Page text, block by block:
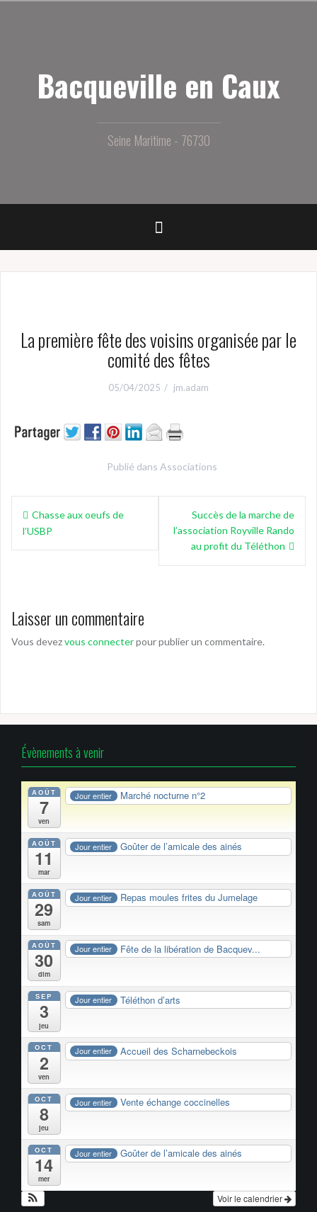
Bacqueville en Caux
Seine Maritime - 76730
La première fête des voisins organisée par le
comité des fêtes
05/04/2025 jm.adam
Publié dans Associations
Navigation
de Chasse aux oeufs de
l’USBP
Succès de la marche de
l’association Royville Rando
au profit du Téléthon
Laisser un commentaire
Vous devezvous connecterpour publier un commentaire.
Évènements à venir
AOÛT
7
ven
Jour entier Marché nocturne n°2
AOÛT
11
mar
Jour entier Goûter de l’amicale des ainés
AOÛT
29
sam
Jour entier Repas moules frites du Jumelage
AOÛT
30
dim
Jour entier Fête de la libération de Bacquev...
SEP
3
jeu
Jour entier Téléthon d’arts
OCT
2
ven
Jour entier Accueil des Scharnebeckois
OCT
8
jeu
Jour entier Vente échange coccinelles
OCT
14
mer
Jour entier Goûter de l’amicale des ainés
Voir le calendrier